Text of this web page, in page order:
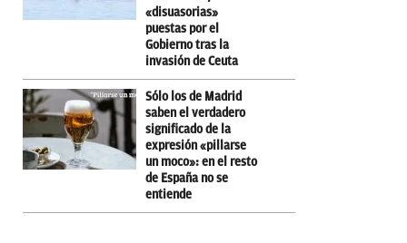
«disuasorias»
puestas por el
Gobierno tras la
invasión de Ceuta
Sólo los de Madrid
saben el verdadero
significado de la
expresión «pillarse
un moco»: en el resto
de España no se
entiende